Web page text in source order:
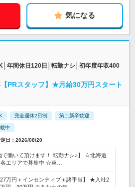
気になる
年間休日120日│転勤ナシ│初年度年収400
PRスタッフ】★月給30万円スタート
完全週休2日制 第二新卒歓迎
中
日：2026/08/20
で働いて頂けます！ 転勤ナシ♪】 ☆北海道
各エリアで募集中 ☆車…
27万円＋インセンティブ＋諸手当】 ★入社2